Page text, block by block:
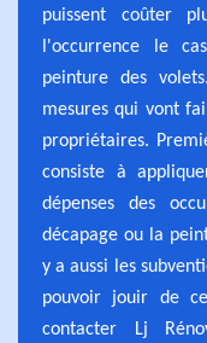
puissent coûter
l'occurrence le
peinture des
mesures qui vont
propriétaires.
consiste à
dépenses des
décapage ou la
y a aussi les
pouvoir jouir de
contacter Lj